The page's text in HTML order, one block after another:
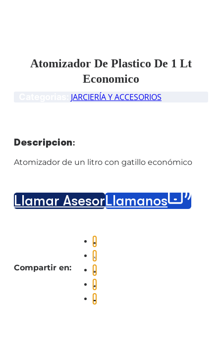
Atomizador De Plastico De 1 Lt
Economico
JARCIERÍA Y ACCESORIOS
Descripción:
Atomizador de un litro con gatillo económico
Llamar AsesorLlámanos
Compartir en: